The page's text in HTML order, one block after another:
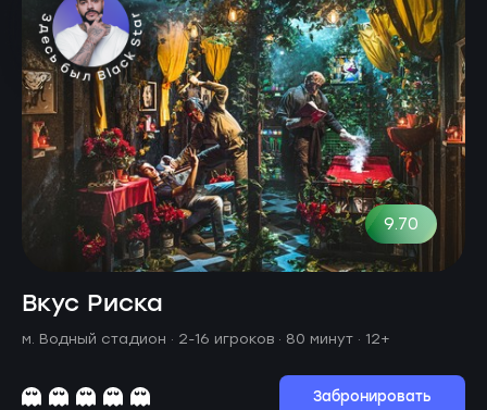
9.70
Вкус Риска
м. Водный стадион · 2-16 игроков · 80 минут · 12+
Забронировать